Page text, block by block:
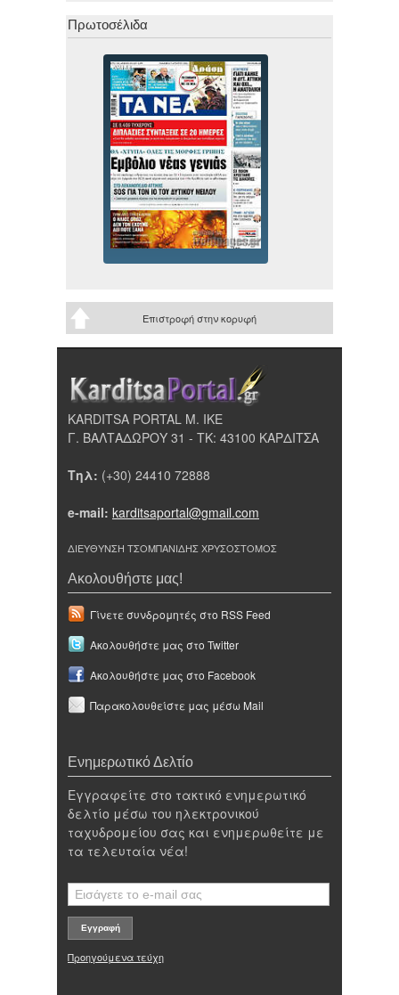
Πρωτοσέλιδα
Επιστροφή στην κορυφή
KARDITSA PORTAL Μ. ΙΚΕ
Γ. ΒΑΛΤΑΔΩΡΟΥ 31 - ΤΚ: 43100 ΚΑΡΔΙΤΣΑ
Τηλ: (+30) 24410 72888
e-mail: karditsaportal@gmail.com
ΔΙΕΥΘΥΝΣΗ ΤΣΟΜΠΑΝΙΔΗΣ ΧΡΥΣΟΣΤΟΜΟΣ
Ακολουθήστε μας!
Γίνετε συνδρομητές στο RSS Feed
Ακολουθήστε μας στο Twitter
Ακολουθήστε μας στο Facebook
Παρακολουθείστε μας μέσω Mail
Ενημερωτικό Δελτίο
Εγγραφείτε στο τακτικό ενημερωτικό
δελτίο μέσω του ηλεκτρονικού
ταχυδρομείου σας και ενημερωθείτε με
τα τελευταία νέα!
Προηγούμενα τεύχη